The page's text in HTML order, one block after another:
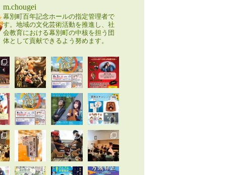
m.chougei
幕別町百年記念ホールの指定管理者で
す。地域の文化芸術活動を推進し、社
会教育における幕別町の中核を担う団
体として貢献できるよう努めます。